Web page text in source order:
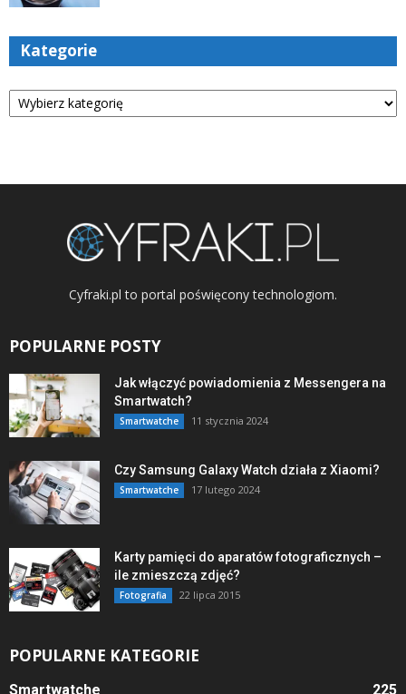
Kategorie
Kategorie
Cyfraki.pl to portal poświęcony technologiom.
POPULARNE POSTY
Jak włączyć powiadomienia z Messengera na
Smartwatch?
Smartwatche 11 stycznia 2024
Czy Samsung Galaxy Watch działa z Xiaomi?
Smartwatche 17 lutego 2024
Karty pamięci do aparatów fotograficznych –
ile zmieszczą zdjęć?
Fotografia 22 lipca 2015
POPULARNE KATEGORIE
Smartwatche 225